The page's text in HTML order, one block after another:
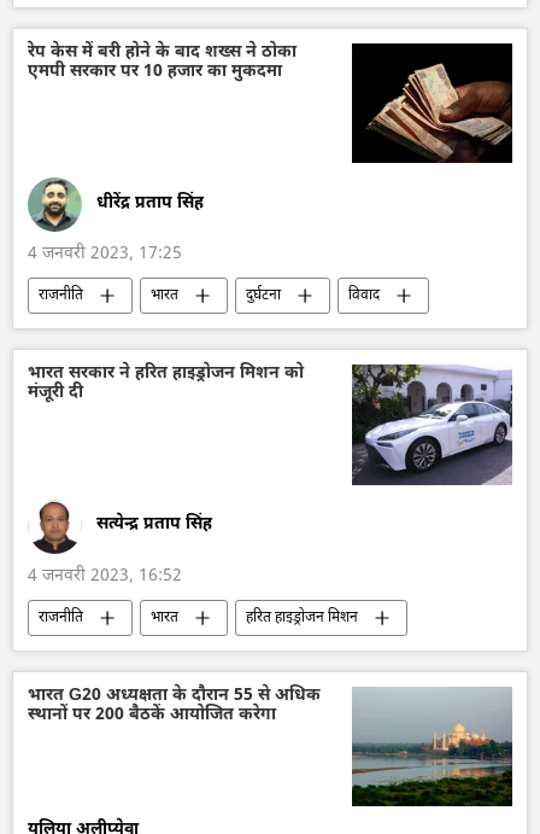
श्रीलंका
रेप केस में बरी होने के बाद शख्स ने ठोका
एमपी सरकार पर 10 हजार का मुकदमा
धीरेंद्र प्रताप सिंह
4 जनवरी 2023, 17:25
राजनीति भारत दुर्घटना विवाद
भारत सरकार ने हरित हाइड्रोजन मिशन को
मंजूरी दी
सत्येन्द्र प्रताप सिंह
4 जनवरी 2023, 16:52
राजनीति भारत
हरित हाइड्रोजन मिशन
Narendra Modi
भारत G20 अध्यक्षता के दौरान 55 से अधिक
स्थानों पर 200 बैठकें आयोजित करेगा
यूलिया अलीप्येवा